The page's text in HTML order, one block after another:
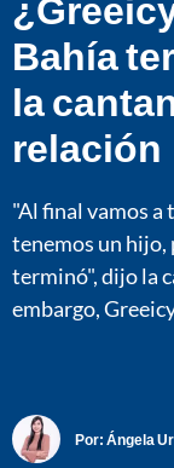
Bahía
la
relación
"Al final vamos
tenemos un hijo,
terminó", dijo la
embargo,
Por: Ángela